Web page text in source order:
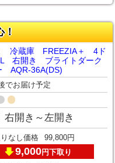
！
冷蔵庫 FREEZIA＋ 4ド
右開き ブライトダーク
AQR-36A(DS)
でお届け予定
右開き～左開き
なし価格 99,800円
9,000円下取り